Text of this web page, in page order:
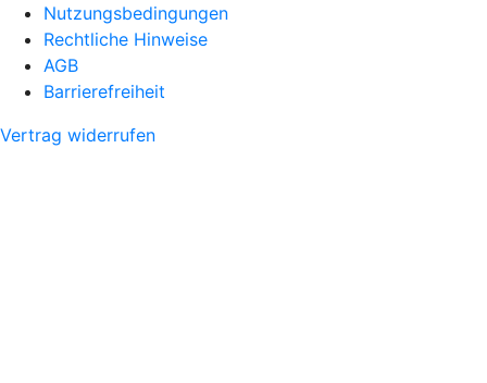
Nutzungsbedingungen
Rechtliche Hinweise
AGB
Barrierefreiheit
Vertrag widerrufen